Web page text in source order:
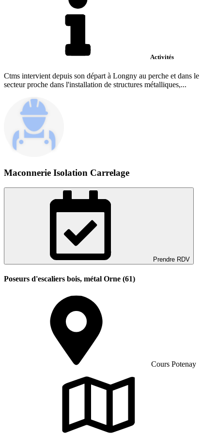
Activités
Ctms intervient depuis son départ à Longny au perche et dans le
secteur proche dans l'installation de structures métalliques,...
Maconnerie Isolation Carrelage
Prendre RDV
Poseurs d'escaliers bois, métal Orne (61)
Cours Potenay